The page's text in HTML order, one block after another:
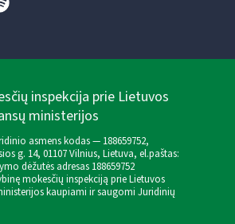
inspekcija prie Lietuvos
ministerijos
asmens kodas — 188659752,
g. 14, 01107 Vilnius, Lietuva, el.paštas:
dėžutės adresas 188659752
mokesčių inspekciją prie Lietuvos
kaupiami ir saugomi Juridinių